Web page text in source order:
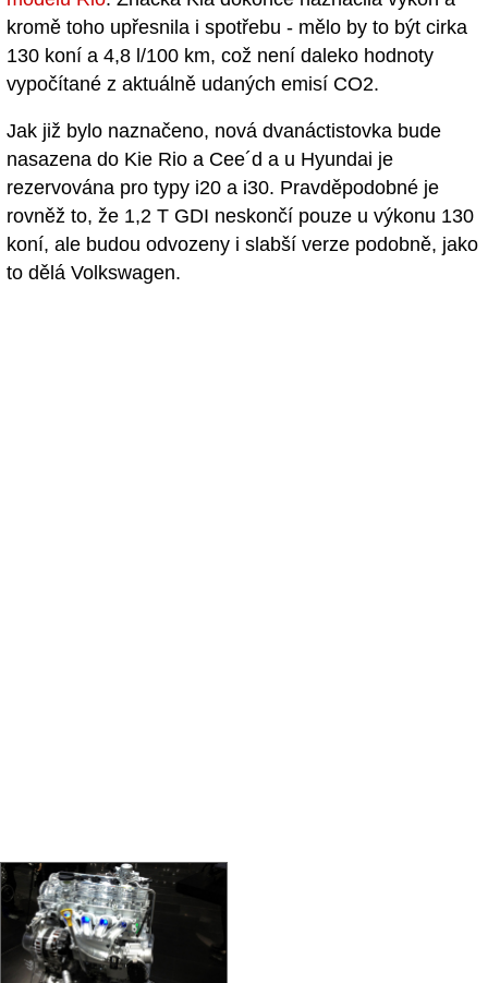
kromě toho upřesnila i spotřebu - mělo by to být cirka
130 koní a 4,8 l/100 km, což není daleko hodnoty
vypočítané z aktuálně udaných emisí CO2.
Jak již bylo naznačeno, nová dvanáctistovka bude
nasazena do Kie Rio a Cee´d a u Hyundai je
rezervována pro typy i20 a i30. Pravděpodobné je
rovněž to, že 1,2 T GDI neskončí pouze u výkonu 130
koní, ale budou odvozeny i slabší verze podobně, jako
to dělá Volkswagen.